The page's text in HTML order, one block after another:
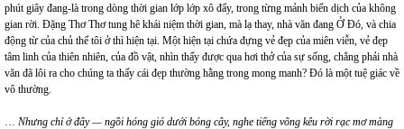
phút giây đang-là trong dòng thời gian lớp lớp xô đẩy, trong từng mảnh biến dịch của không
gian rời. Đặng Thơ Thơ tung hê khái niệm thời gian, mà lạ thay, nhà văn đang Ở Đó, và chia
động từ của chủ thể tôi ở thì hiện tại. Một hiện tại chứa đựng vẻ đẹp của miên viễn, vẻ đẹp
tâm linh của thiên nhiên, của đồ vật, nhìn thấy được qua hơi thở của sự sống, chẳng phải nhà
văn đã lôi ra cho chúng ta thấy cái đẹp thường hằng trong mong manh? Đó là một tuệ giác về
vô thường.
Nhưng chỉ ở đây — ngồi hóng gió dưới bóng cây, nghe tiếng võng kêu rời rạc mơ màng